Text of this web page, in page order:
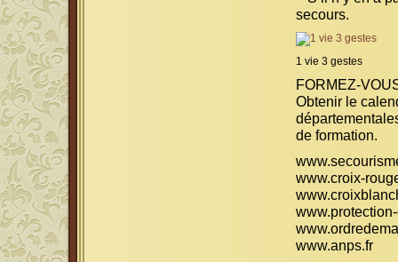
secours.
1 vie 3 gestes
FORMEZ-
Obtenir le
de formation.
www.croix-
www.anps.fr